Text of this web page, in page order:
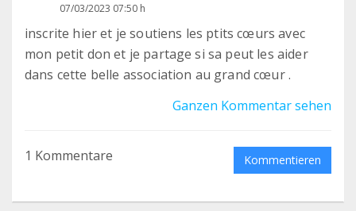
07/03/2023 07:50 h
inscrite hier et je soutiens les ptits cœurs avec
mon petit don et je partage si sa peut les aider
dans cette belle association au grand cœur .
Ganzen Kommentar sehen
1 Kommentare Kommentieren